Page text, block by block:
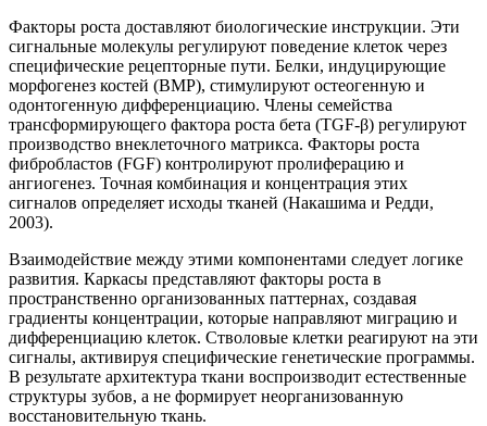
Факторы роста доставляют биологические инструкции. Эти
сигнальные молекулы регулируют поведение клеток через
специфические рецепторные пути. Белки, индуцирующие
морфогенез костей (BMP), стимулируют остеогенную и
одонтогенную дифференциацию. Члены семейства
трансформирующего фактора роста бета (TGF-β) регулируют
производство внеклеточного матрикса. Факторы роста
фибробластов (FGF) контролируют пролиферацию и
ангиогенез. Точная комбинация и концентрация этих
сигналов определяет исходы тканей (Накашима и Редди,
2003).
Взаимодействие между этими компонентами следует логике
развития. Каркасы представляют факторы роста в
пространственно организованных паттернах, создавая
градиенты концентрации, которые направляют миграцию и
дифференциацию клеток. Стволовые клетки реагируют на эти
сигналы, активируя специфические генетические программы.
В результате архитектура ткани воспроизводит естественные
структуры зубов, а не формирует неорганизованную
восстановительную ткань.